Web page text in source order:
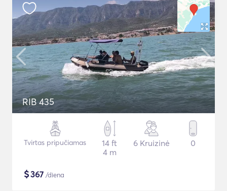
RIB 435
Tvirtas pripučiamas
14 ft
4 m
6 Kruizinė 0
$367 /diena